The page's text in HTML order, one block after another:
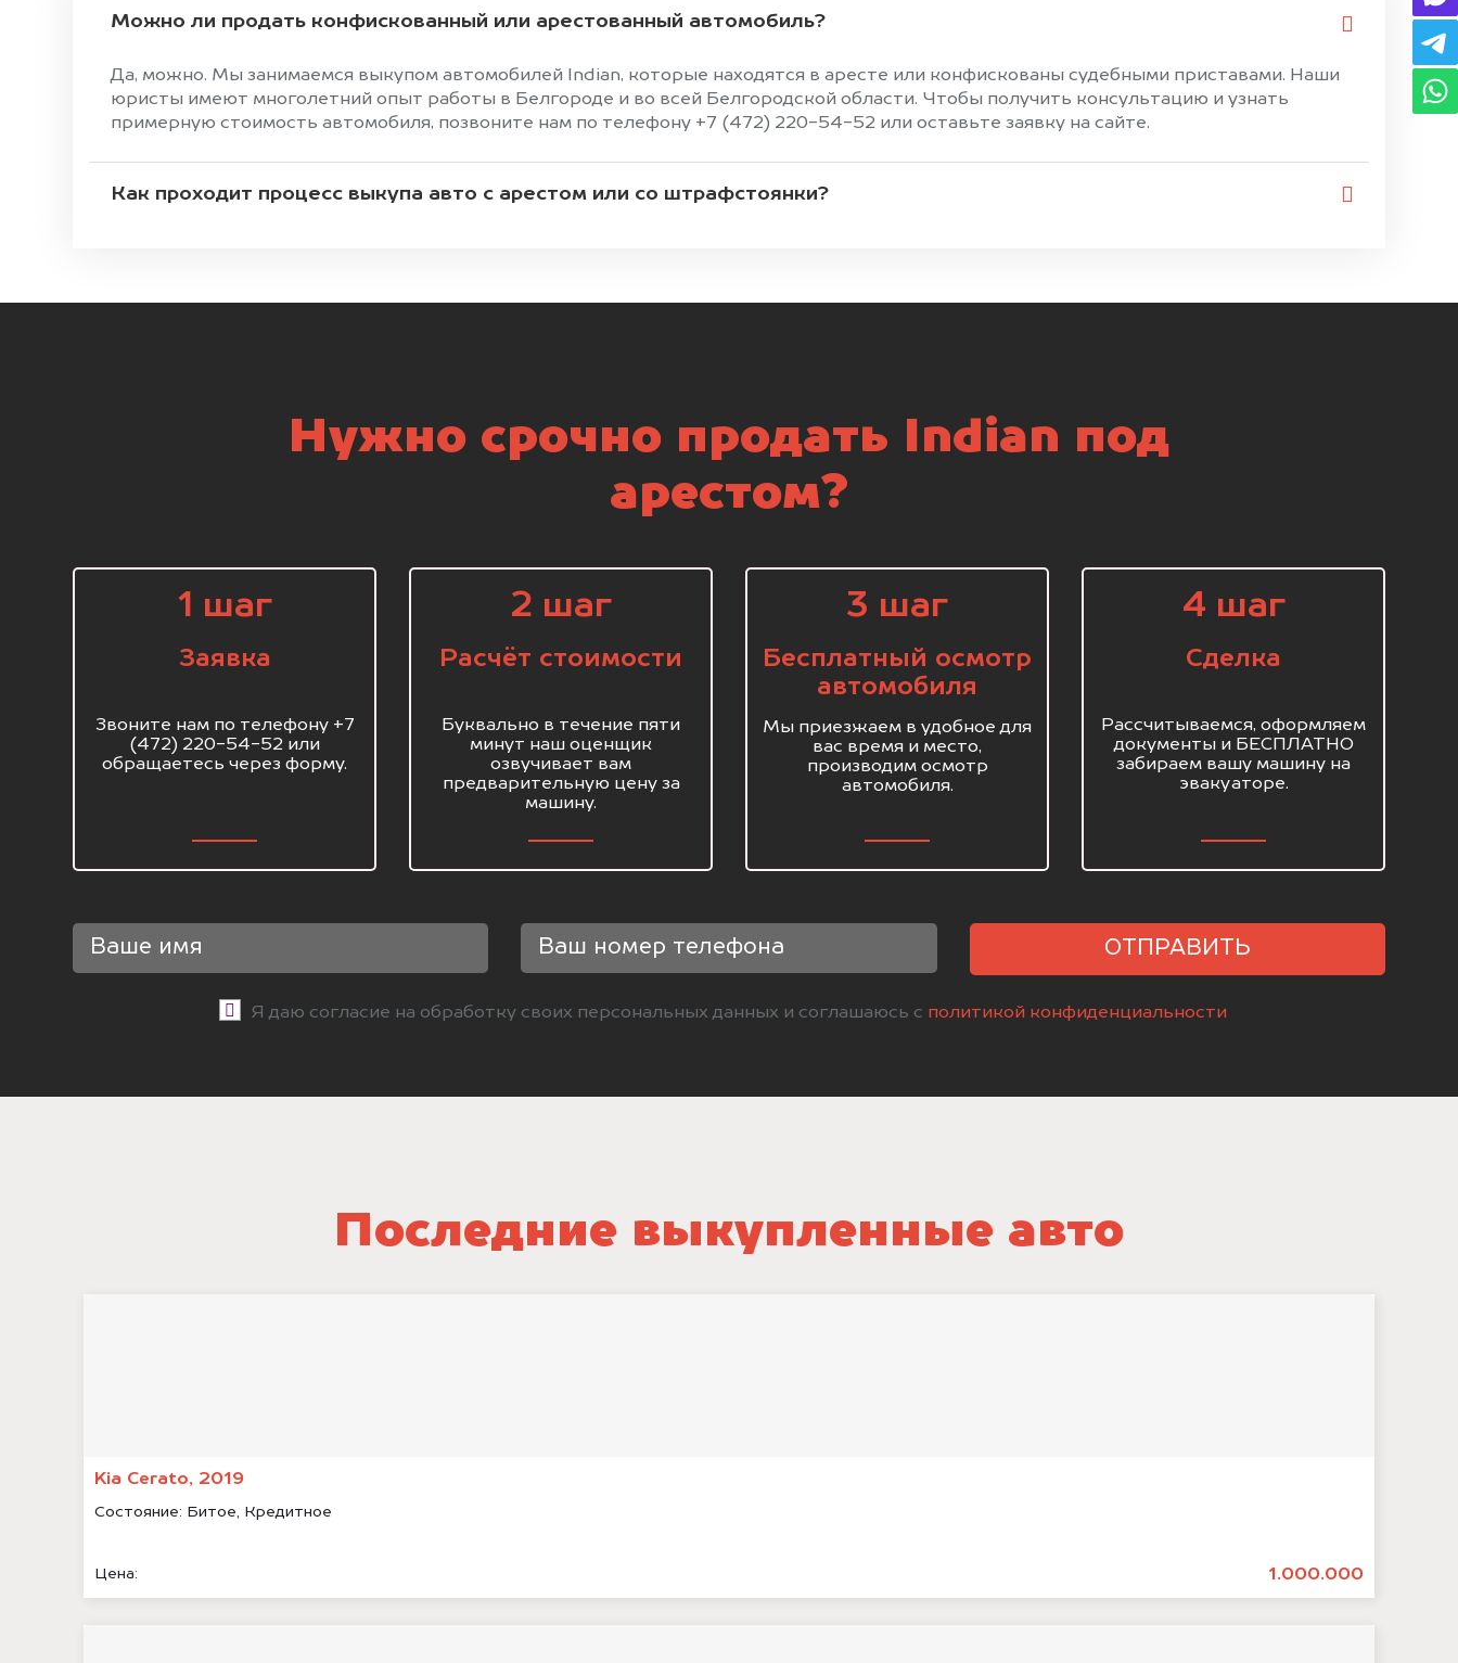
Можно ли продать конфискованный или арестованный автомобиль?
Да, можно. Мы занимаемся выкупом автомобилей Indian, которые находятся в аресте или конфискованы судебными приставами. Наши
юристы имеют многолетний опыт работы в Белгороде и во всей Белгородской области. Чтобы получить консультацию и узнать
примерную стоимость автомобиля, позвоните нам по телефону +7 (472) 220-54-52 или оставьте заявку на сайте.
Как проходит процесс выкупа авто с арестом или со штрафстоянки?
Нужно срочно продать Indian под
арестом?
1 шаг
Заявка
Звоните нам по телефону +7
(472) 220-54-52 или
обращаетесь через форму.
2 шаг
Расчёт стоимости
Буквально в течение пяти
минут наш оценщик
озвучивает вам
предварительную цену за
машину.
3 шаг
Бесплатный осмотр
автомобиля
Мы приезжаем в удобное для
вас время и место,
производим осмотр
автомобиля.
4 шаг
Сделка
Рассчитываемся, оформляем
документы и БЕСПЛАТНО
забираем вашу машину на
эвакуаторе.
ОТПРАВИТЬ
Я даю согласие на обработку своих персональных данных и соглашаюсь с политикой конфиденциальности
Последние выкупленные авто
Kia Cerato, 2019
Состояние: Битое, Кредитное
Цена: 1.000.000